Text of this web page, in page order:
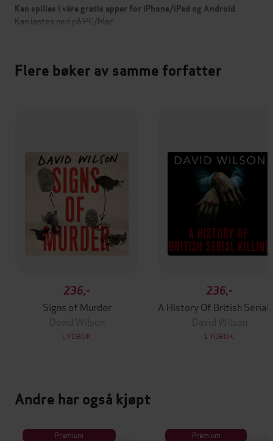
Kan spilles i våre gratis apper for iPhone/iPad og Android
Kan lastes ned på PC/Mac
Flere bøker av samme forfatter
236,-
Signs of Murder
David Wilson
LYDBOK
236,-
David Wilson
LYDBOK
Andre har også kjøpt
Premium
Premium